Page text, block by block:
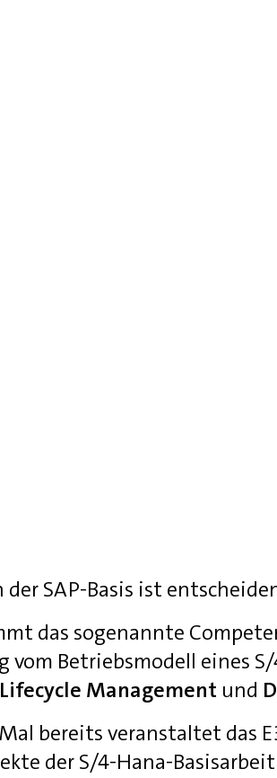
der SAP-Basis ist
das sogenannte
vom Betriebsmodell eines
Management und
bereits veranstaltet das
der S/4-Hana-